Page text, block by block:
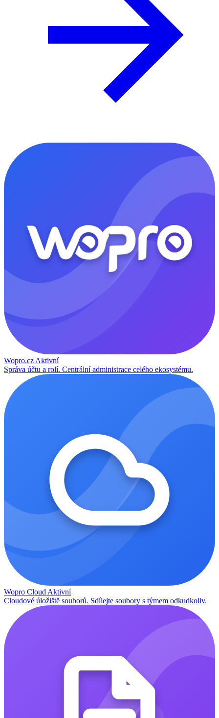
Wopro.cz Aktivní
Správa účtu a rolí. Centrální administrace celého ekosystému.
Wopro Cloud Aktivní
Cloudové úložiště souborů. Sdílejte soubory s týmem odkudkoliv.